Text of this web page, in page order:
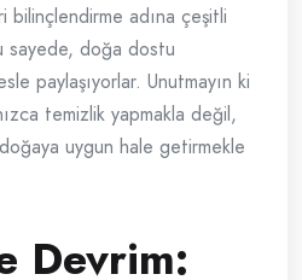
bilinçlendirme adına çeşitli
sayede, doğa dostu
paylaşıyorlar. Unutmayın ki
temizlik yapmakla değil,
uygun hale getirmekle
Devrim: